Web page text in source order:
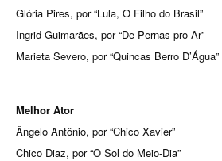
Glória Pires, por “Lula, O Filho do Brasil”
Ingrid Guimarães, por “De Pernas pro Ar”
Marieta Severo, por “Quincas Berro D’Água”
Melhor Ator
Ângelo Antônio, por “Chico Xavier”
Chico Diaz, por “O Sol do Meio-Dia”